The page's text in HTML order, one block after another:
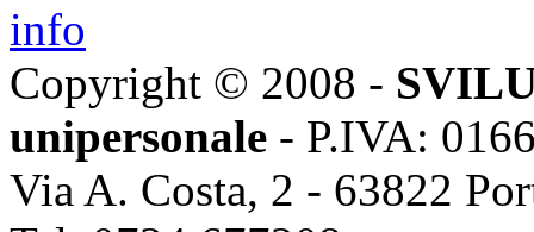
info
Copyright © 2008 -
unipersonale - P.IVA:
Via A. Costa, 2 - 63822